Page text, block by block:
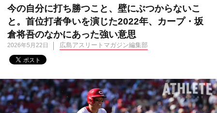
今の自分に打ち勝つこと、壁にぶつからないこ
と。首位打者争いを演じた2022年、カープ・坂
倉将吾のなかにあった強い意思
2026年5月22日 広島アスリートマガジン編集部